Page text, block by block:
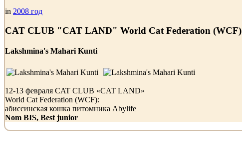
in 2008 год
CAT CLUB "CAT LAND" World Cat Federation (WCF)
Lakshmina's Mahari Kunti
12-13 февраля CAT CLUB «CAT LAND»
World Cat Federation (WCF):
абиссинская кошка питомника Abylife
Nom BIS, Best junior